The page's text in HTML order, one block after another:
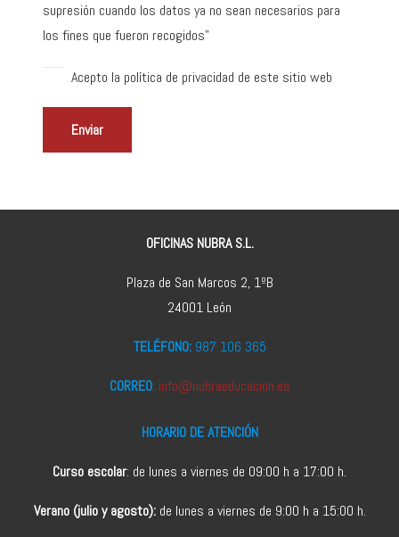
supresión cuando los datos ya no sean necesarios para
los fines que fueron recogidos”
Acepto la política de privacidad de este sitio web
OFICINAS NUBRA S.L.
Plaza de San Marcos 2, 1ºB
24001 León
TELÉFONO:987 106 365
CORREO: info@nubraeducacion.es
HORARIO DE ATENCIÓN
Curso escolar: de lunes a viernes de 09:00 h a 17:00 h.
Verano (julio y agosto):de lunes a viernes de 9:00 h a 15:00 h.